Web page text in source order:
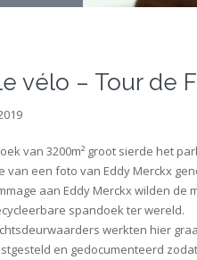
vélo – Tour de
van 3200m² groot sierde het
van een foto van Eddy Merckx
aan Eddy Merckx wilden
spandoek ter wereld.
werkten hier
en gedocumenteerd